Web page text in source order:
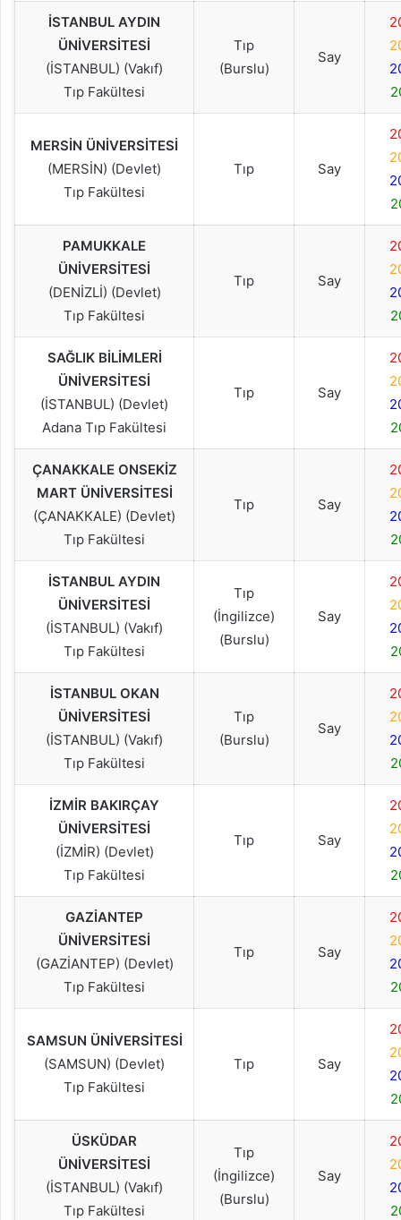
İSTANBUL AYDIN
ÜNİVERSİTESİ
(İSTANBUL) (Vakıf)
Tıp Fakültesi
Tıp
(Burslu)
Say
MERSİN ÜNİVERSİTESİ
(MERSİN) (Devlet)
Tıp Fakültesi
Tıp Say
PAMUKKALE
ÜNİVERSİTESİ
(DENİZLİ) (Devlet)
Tıp Fakültesi
Tıp Say
SAĞLIK BİLİMLERİ
ÜNİVERSİTESİ
(İSTANBUL) (Devlet)
Adana Tıp Fakültesi
Tıp Say
ÇANAKKALE ONSEKİZ
MART ÜNİVERSİTESİ
(ÇANAKKALE) (Devlet)
Tıp Fakültesi
Tıp Say
İSTANBUL AYDIN
ÜNİVERSİTESİ
(İSTANBUL) (Vakıf)
Tıp Fakültesi
Tıp
(İngilizce)
(Burslu)
Say
İSTANBUL OKAN
ÜNİVERSİTESİ
(İSTANBUL) (Vakıf)
Tıp Fakültesi
Tıp
(Burslu)
Say
İZMİR BAKIRÇAY
ÜNİVERSİTESİ
(İZMİR) (Devlet)
Tıp Fakültesi
Tıp Say
GAZİANTEP
ÜNİVERSİTESİ
(GAZİANTEP) (Devlet)
Tıp Fakültesi
Tıp Say
SAMSUN ÜNİVERSİTESİ
(SAMSUN) (Devlet)
Tıp Fakültesi
Tıp Say
ÜSKÜDAR
ÜNİVERSİTESİ
(İSTANBUL) (Vakıf)
Tıp Fakültesi
Tıp
(İngilizce)
(Burslu)
Say